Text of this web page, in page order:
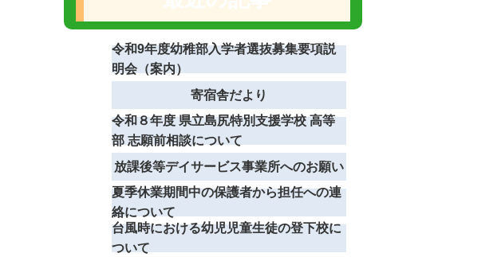
令和9年度幼稚部入学者選抜募集要項説
明会（案内）
寄宿舎だより
令和８年度 県立島尻特別支援学校 高等
部 志願前相談について
放課後等デイサービス事業所へのお願い
夏季休業期間中の保護者から担任への連
絡について
台風時における幼児児童生徒の登下校に
ついて